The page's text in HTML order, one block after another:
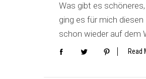
Was gibt es
ging es für mich
schon wieder auf dem
Read